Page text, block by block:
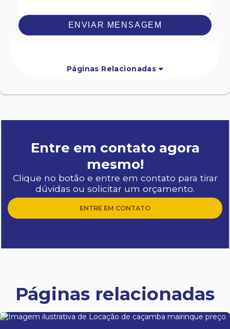
ENVIAR MENSAGEM
Páginas Relacionadas
Entre em contato agora
mesmo!
Clique no botão e entre em contato para tirar
dúvidas ou solicitar um orçamento.
ENTRE EM CONTATO
Páginas relacionadas